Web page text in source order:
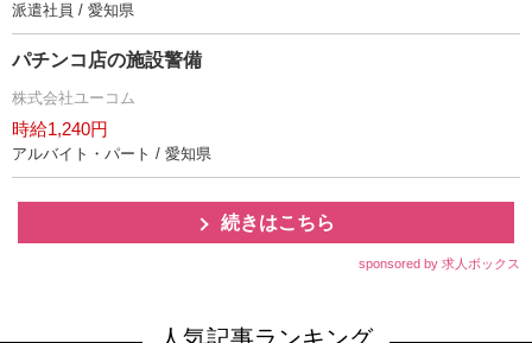
派遣社員 / 愛知県
パチンコ店の施設警備
株式会社ユーコム
時給1,240円
アルバイト・パート / 愛知県
続きはこちら
sponsored by 求人ボックス